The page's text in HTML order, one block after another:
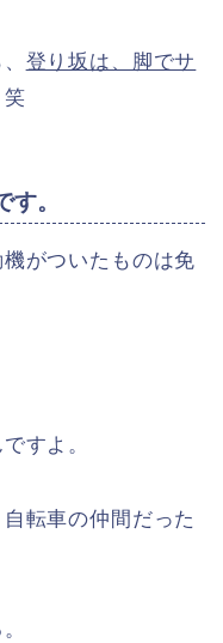
登り坂は、脚でサ
笑
す。
がついたものは免
すよ。
転車の仲間だった